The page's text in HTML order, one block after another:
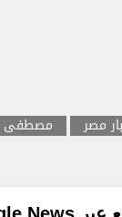
مصر
مصطفى